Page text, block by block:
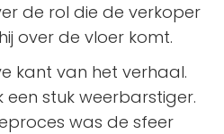
de rol die de verkoper
over de vloer komt.
kant van het verhaal.
een stuk weerbarstiger.
was de sfeer